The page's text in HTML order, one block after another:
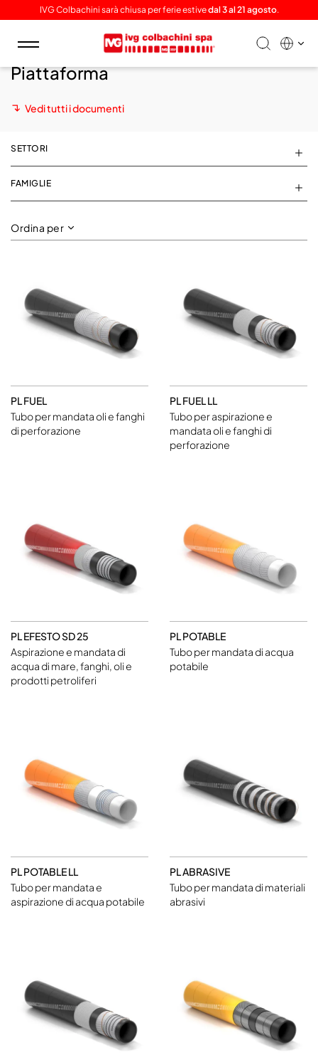
IVG Colbachini sarà chiusa per ferie estivedal 3 al 21 agosto.
Toggle
navigation
Piattaforma
Vedi tutti i documenti
SETTORI
FAMIGLIE
Ordina per
PL FUEL
Tubo per mandata oli e fanghi
di perforazione
PL FUEL LL
Tubo per aspirazione e
mandata oli e fanghi di
perforazione
PL EFESTO SD 25
Aspirazione e mandata di
acqua di mare, fanghi, oli e
prodotti petroliferi
PL POTABLE
Tubo per mandata di acqua
potabile
PL POTABLE LL
Tubo per mandata e
aspirazione di acqua potabile
PL ABRASIVE
Tubo per mandata di materiali
abrasivi